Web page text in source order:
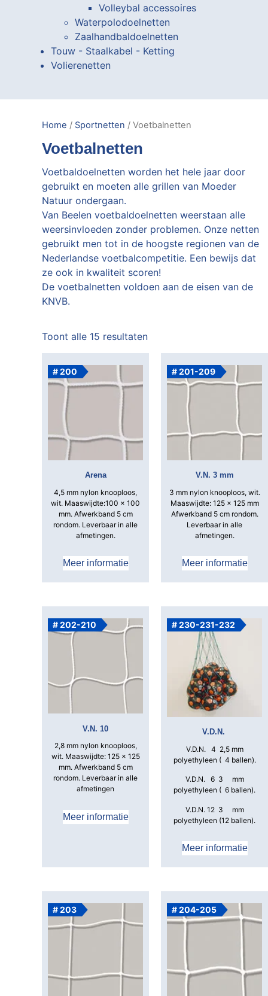
Volleybal accessoires
Waterpolodoelnetten
Zaalhandbaldoelnetten
Touw - Staalkabel - Ketting
Volierenetten
Home / Sportnetten / Voetbalnetten
Voetbalnetten
Voetbaldoelnetten worden het hele jaar door
gebruikt en moeten alle grillen van Moeder
Natuur ondergaan.
Van Beelen voetbaldoelnetten weerstaan alle
weersinvloeden zonder problemen. Onze netten
gebruikt men tot in de hoogste regionen van de
Nederlandse voetbalcompetitie. Een bewijs dat
ze ook in kwaliteit scoren!
De voetbalnetten voldoen aan de eisen van de
KNVB.
Toont alle 15 resultaten
# 200
Arena
4,5 mm nylon knooploos,
wit. Maaswijdte:100 x 100
mm. Afwerkband 5 cm
rondom. Leverbaar in alle
afmetingen.
Meer informatie
# 201-209
V.N. 3 mm
3 mm nylon knooploos, wit.
Maaswijdte: 125 x 125 mm
Afwerkband 5 cm rondom.
Leverbaar in alle
afmetingen.
Meer informatie
# 202-210
V.N. 10
2,8 mm nylon knooploos,
wit. Maaswijdte: 125 x 125
mm. Afwerkband 5 cm
rondom. Leverbaar in alle
afmetingen
Meer informatie
# 230-231-232
V.D.N.
V.D.N. 4 2,5 mm
polyethyleen ( 4 ballen).
V.D.N. 6 3 mm
polyethyleen ( 6 ballen).
V.D.N. 12 3 mm
polyethyleen (12 ballen).
Meer informatie
# 203 # 204-205